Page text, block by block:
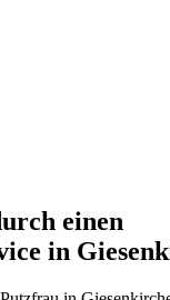
einen
in